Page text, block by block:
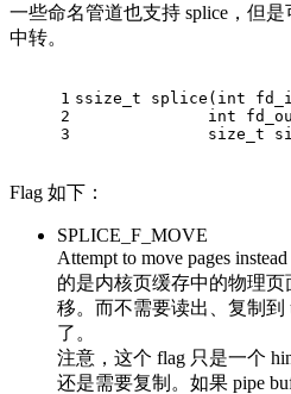
一些命名管道也支持 splice，但
中转。
1
2
3
ssize_t splice( int
int
size_t
Flag 如下：
SPLICE_F_MOVE
Attempt to move pages
的是内核页缓存中的物理
移。而不需要读出、复制到
了。
注意，这个 flag 只是一个
还是需要复制。如果 pipe